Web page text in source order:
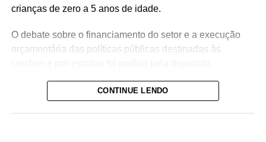
crianças de zero a 5 anos de idade.
O debate sobre o financiamento do setor e a execução
orçamentária das políticas públicas destinadas às
— Estamos aqui pensando e discutindo o Orçamento do
CONTINUE LENDO